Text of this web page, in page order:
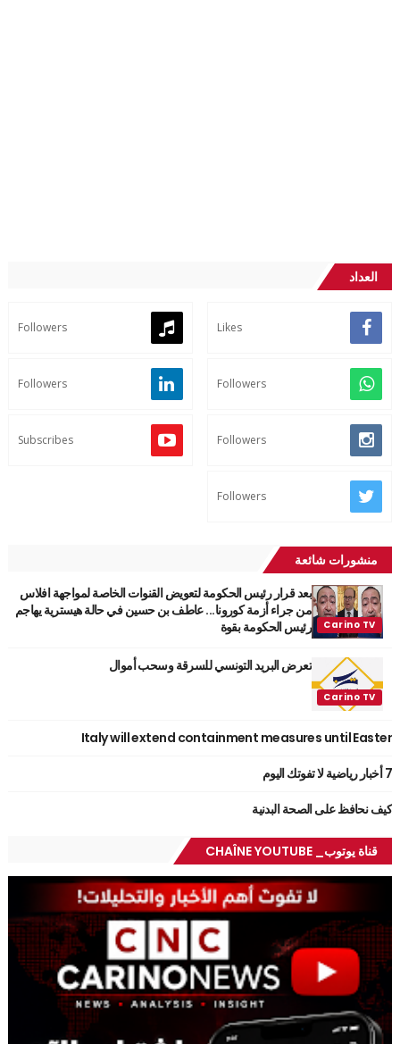
العداد
Likes
Followers
Followers
Followers
Followers
Subscribes
Followers
منشورات شائعة
بعد قرار رئيس الحكومة لتعويض القنوات الخاصة لمواجهة افلاس
من جراء أزمة كورونا... عاطف بن حسين في حالة هيسترية يهاجم
رئيس الحكومة بقوة
تعرض البريد التونسي للسرقة وسحب أموال
Italy will extend containment measures until Easter
7 أخبار رياضية لا تفوتك اليوم
كيف نحافظ على الصحة البدنية
قناة يوتوب_ CHAÎNE YOUTUBE